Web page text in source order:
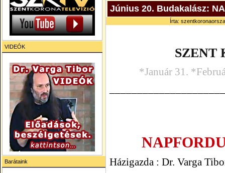
VIDEÓK
Barátaink
Június 20. Budakalász:
Írta:
SZENT
*Január 31.
Házigazda : Dr. Varga